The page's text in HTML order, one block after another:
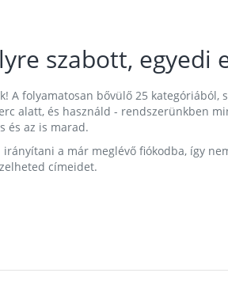
szabott, egyedi
A folyamatosan bővülő 25 kategóriából,
alatt, és használd - rendszerünkben
és az is marad.
a már meglévő fiókodba, így
címeidet.